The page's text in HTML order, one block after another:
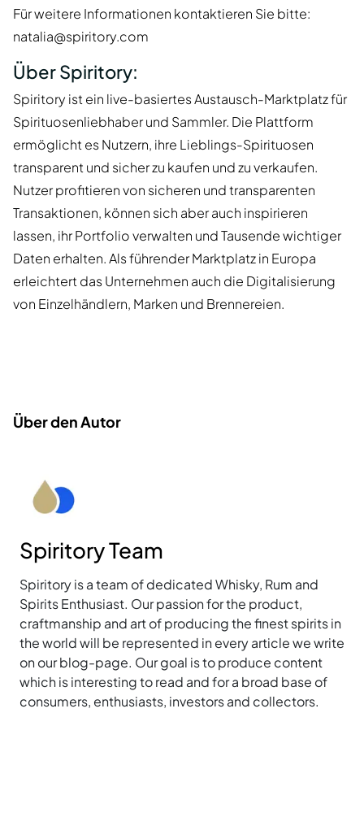
Für weitere Informationen kontaktieren Sie bitte:
natalia@spiritory.com
Über Spiritory:
Spiritory ist ein live-basiertes Austausch-Marktplatz für
Spirituosenliebhaber und Sammler. Die Plattform
ermöglicht es Nutzern, ihre Lieblings-Spirituosen
transparent und sicher zu kaufen und zu verkaufen.
Nutzer profitieren von sicheren und transparenten
Transaktionen, können sich aber auch inspirieren
lassen, ihr Portfolio verwalten und Tausende wichtiger
Daten erhalten. Als führender Marktplatz in Europa
erleichtert das Unternehmen auch die Digitalisierung
von Einzelhändlern, Marken und Brennereien.
Über den Autor
Spiritory Team
Spiritory is a team of dedicated Whisky, Rum and
Spirits Enthusiast. Our passion for the product,
craftmanship and art of producing the finest spirits in
the world will be represented in every article we write
on our blog-page. Our goal is to produce content
which is interesting to read and for a broad base of
consumers, enthusiasts, investors and collectors.